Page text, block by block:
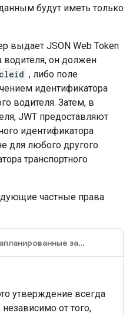
будут иметь только
выдает JSON Web Token
водителя, он должен
, либо поле
идентификатора
водителя. Затем, в
JWT предоставляют
идентификатора
для любого другого
транспортного
частные права
Запланированные задачи
утверждение всегда
независимо от того,